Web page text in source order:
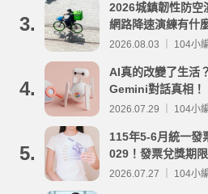
3.
2026城鎮韌性防空
網路降速演練有什
事項整理
2026.08.03 ｜ 104小
4.
AI真的改變了生活
Gemini對話真相！
2026.07.29 ｜ 104小
5.
115年5-6月統一發
029！發票兌獎期
2026.07.27 ｜ 104小